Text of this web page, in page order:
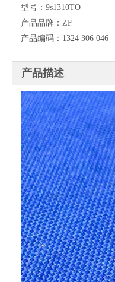
型号： 9s1310TO
产品品牌： ZF
产品编码： 1324 306 046
产品描述